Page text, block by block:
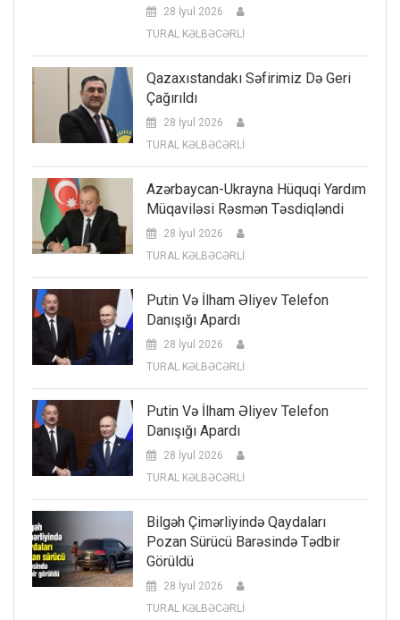
28 İyul 2026
TURAL KƏLBƏCƏRLİ
Qazaxıstandakı Səfirimiz Də Geri
Çağırıldı
28 İyul 2026
TURAL KƏLBƏCƏRLİ
Azərbaycan-Ukrayna Hüquqi Yardım
Müqaviləsi Rəsmən Təsdiqləndi
28 İyul 2026
TURAL KƏLBƏCƏRLİ
Putin Və İlham Əliyev Telefon
Danışığı Apardı
28 İyul 2026
TURAL KƏLBƏCƏRLİ
Putin Və İlham Əliyev Telefon
Danışığı Apardı
28 İyul 2026
TURAL KƏLBƏCƏRLİ
Bilgəh Çimərliyində Qaydaları
Pozan Sürücü Barəsində Tədbir
Görüldü
28 İyul 2026
TURAL KƏLBƏCƏRLİ